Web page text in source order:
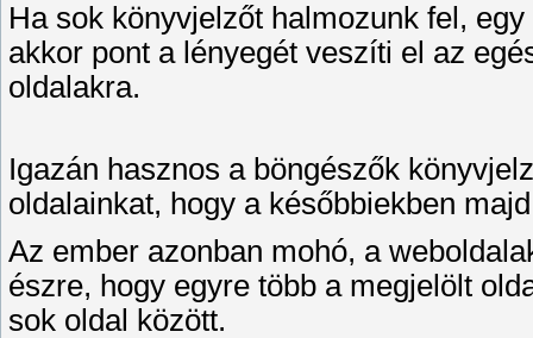
Ha sok könyvjelzőt halmozunk fel,
akkor pont a lényegét veszíti el az
oldalakra.
Igazán hasznos a böngészők
oldalainkat, hogy a későbbiekben
Az ember azonban mohó, a
észre, hogy egyre több a megjelölt
sok oldal között.